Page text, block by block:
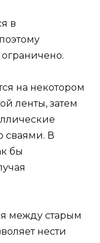
в
на некотором
ленты, затем
сваями. В
бы
между старым
нести